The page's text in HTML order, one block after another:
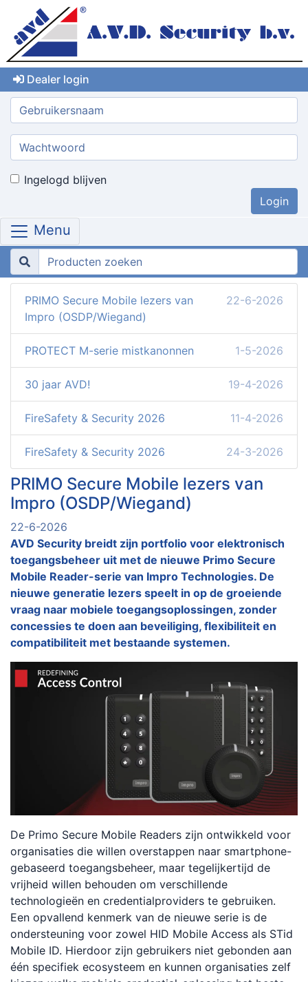
Dealer login
Gebruikersnaam:
Wachtwoord:
Ingelogd blijven
Menu
22-6-2026
PRIMO Secure Mobile lezers van
Impro (OSDP/Wiegand)
1-5-2026
PROTECT M-serie mistkanonnen
19-4-2026
30 jaar AVD!
11-4-2026
FireSafety & Security 2026
24-3-2026
FireSafety & Security 2026
PRIMO Secure Mobile lezers van
Impro (OSDP/Wiegand)
22-6-2026
AVD Security breidt zijn portfolio voor elektronisch
toegangsbeheer uit met de nieuwe Primo Secure
Mobile Reader-serie van Impro Technologies. De
nieuwe generatie lezers speelt in op de groeiende
vraag naar mobiele toegangsoplossingen, zonder
concessies te doen aan beveiliging, flexibiliteit en
compatibiliteit met bestaande systemen.
De Primo Secure Mobile Readers zijn ontwikkeld voor
organisaties die willen overstappen naar smartphone-
gebaseerd toegangsbeheer, maar tegelijkertijd de
vrijheid willen behouden om verschillende
technologieën en credentialproviders te gebruiken.
Een opvallend kenmerk van de nieuwe serie is de
ondersteuning voor zowel HID Mobile Access als STid
Mobile ID. Hierdoor zijn gebruikers niet gebonden aan
één specifiek ecosysteem en kunnen organisaties zelf